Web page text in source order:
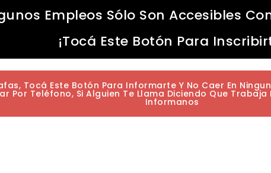
Empleos Sólo Son Accesibles
¡Tocá Este Botón Para
Tocá Este Botón Para Informarte Y No Caer En
Por Teléfono, Si Alguien Te Llama Diciendo Que Trabaja
Informanos